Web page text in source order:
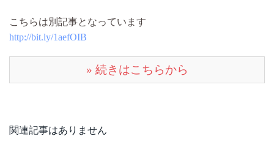
こちらは別記事となっています
http://bit.ly/1aefOIB
» 続きはこちらから
関連記事はありません